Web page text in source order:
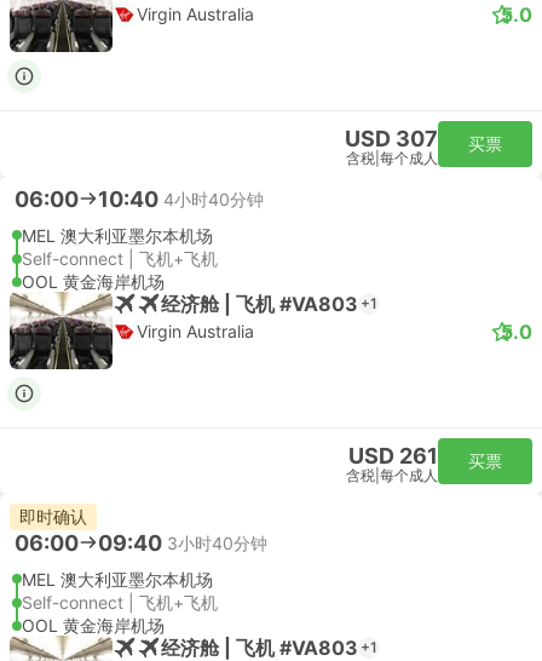
Virgin Australia 5.0
USD 307
含税 每个成人
买票
06:00 10:40 4小时40分钟
MEL 澳大利亚墨尔本机场
Self-connect | 飞机+飞机
OOL 黄金海岸机场
经济舱 | 飞机 #VA803 +1
Virgin Australia 5.0
USD 261
含税 每个成人
买票
即时确认
06:00 09:40 3小时40分钟
MEL 澳大利亚墨尔本机场
Self-connect | 飞机+飞机
OOL 黄金海岸机场
经济舱 | 飞机 #VA803 +1